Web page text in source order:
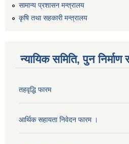
सामान्य प्रशासन मन्त्रालय
कृषि तथा सहकारी मन्त्रालय
न्यायिक समिति, पुन
तहवृद्धि फारम
आर्थिक सहायता निवेदन फारम ।